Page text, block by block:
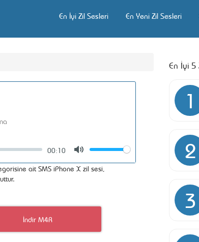
En İyi Zil Sesleri En Yeni Zil Sesleri
00:10
Volume
ait SMS iPhone X zil sesi,
İndir M4R
En İyi 5
1
2
3